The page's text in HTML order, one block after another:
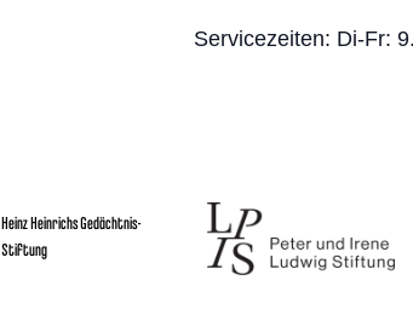
Servicezeiten: Di-Fr:
Heinz Heinrichs Gedächtnis-
Stiftung